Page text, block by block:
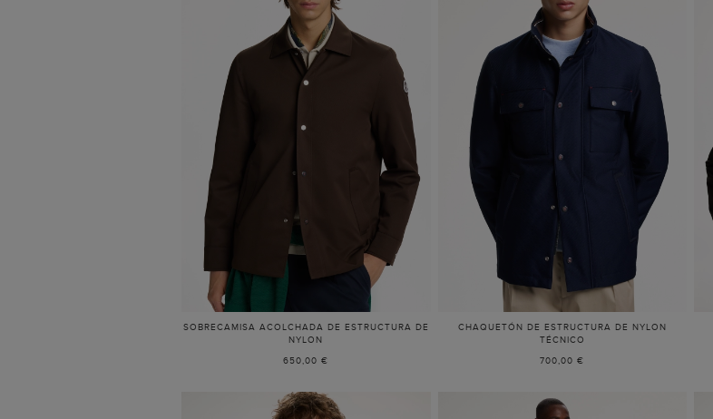
SOBRECAMISA ACOLCHADA DE ESTRUCTURA DE
NYLON
650,00 €
CHAQUETÓN DE ESTRUCTURA DE NYLON
TÉCNICO
700,00 €